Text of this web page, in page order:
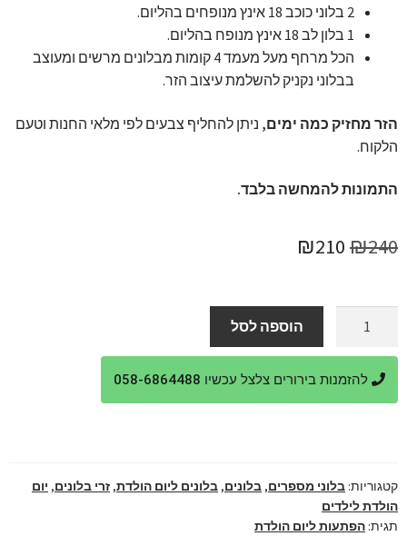
2 בלוני כוכב 18 אינץ מנופחים בהליום.
1 בלון לב 18 אינץ מנופח בהליום.
הכל מרחף מעל מעמד 4 קומות מבלונים מרשים ומעוצב
בבלוני נקניק להשלמת עיצוב הזר.
הזר מחזיק כמה ימים, ניתן להחליף צבעים לפי מלאי החנות וטעם
הלקוח.
התמונות להמחשה בלבד.
₪240
המחיר
היה:
₪240.
₪210
הוא:
₪210.
זר
בלונים
לילדים
הוספה לסל
להזמנות בירורים צלצל עכשיו 058-6864488
קטגוריות: בלוני מספרים, בלונים, בלונים ליום הולדת, זרי בלונים, יום
הולדת לילדים
תגית: הפתעות ליום הולדת